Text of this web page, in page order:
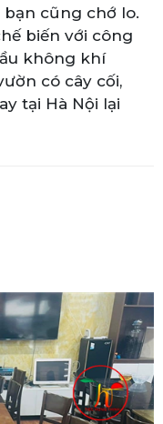
cũng chớ lo.
biến với công
không khí
có cây cối,
tại Hà Nội lại